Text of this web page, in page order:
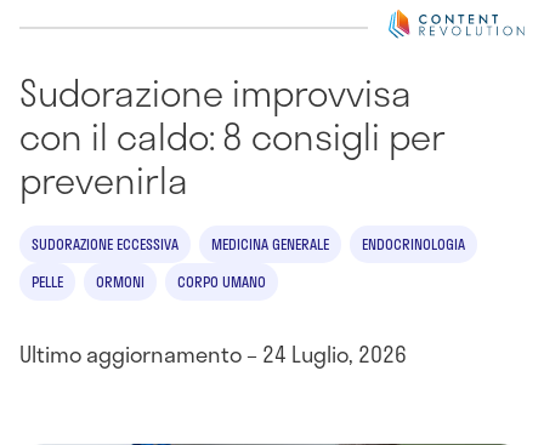
Sudorazione improvvisa
con il caldo: 8 consigli per
prevenirla
SUDORAZIONE ECCESSIVA MEDICINA GENERALE
ENDOCRINOLOGIA
PELLE
ORMONI CORPO UMANO
Ultimo aggiornamento – 24 Luglio, 2026